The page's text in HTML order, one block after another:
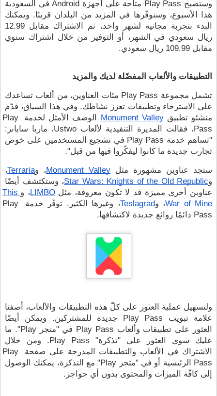
مقابل 109.99 ريال سعودي.
التطبيقات والألعاب المفضّلة لديك والمزيد
منشئو تطبيق Monument Valley
الوصف الأمثل لخدمة Play
تجارب جديدة ما كانوا ليفكّروا فيها من قبل".
ستجد عناوين مشهورة مثل Monument Valley، وTerraria
وStar Wars: Knights of the Old Republic
عناوين أخرى مميزة قد لا تكون معروفة، مثل LIMBO، و This
War of Mine، وTeslagrad
، وغيرها الكثير. توفّر خدمة Play
Pass دائمًا روائع جديدة لاكتشافها.
الاشتراك في الألعاب والتطبيقات المدرجة على صفحة Play
إلى كافّة الميزات والمحتوى بدون أي حواجز.